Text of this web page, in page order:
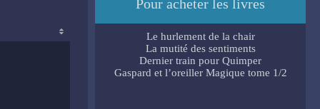
Pour acheter les livres
Le hurlement de la chair
La mutité des sentiments
Dernier train pour Quimper
Gaspard et l’oreiller Magique tome 1/2